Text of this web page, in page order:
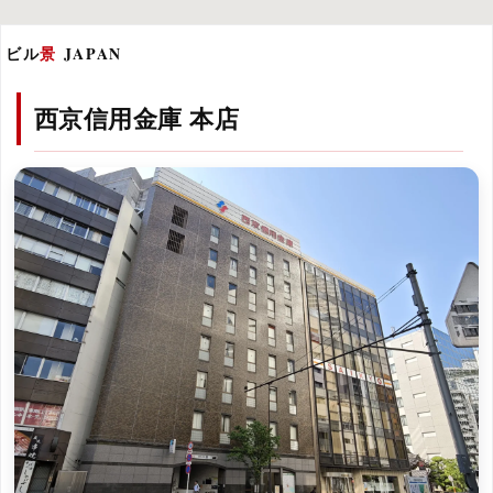
ビル景 JAPAN
西京信用金庫 本店